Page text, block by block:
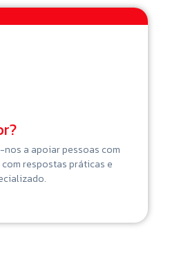
a apoiar pessoas com
respostas práticas e